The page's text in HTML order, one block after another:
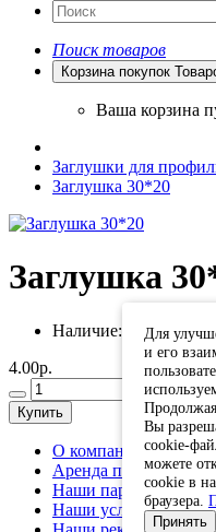
Поиск товаров
Корзина покупок
Ваша корзина
Заглушки для
Заглушка 30*20
Заглушка
Наличие: Есть в
4.00р.
Купить
О компании
Аренда помещений
Наши партнеры
Наши услуги
Для
и его
Вы
cookie-
можете
cookie в
браузера.
Принять